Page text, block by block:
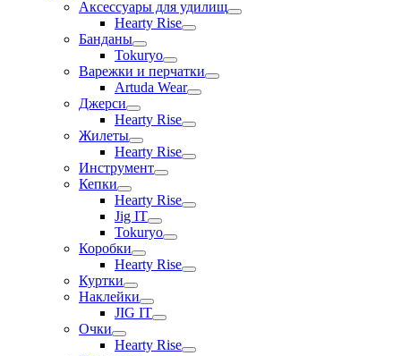
Аксессуары для удилищ
Hearty Rise
Банданы
Tokuryo
Варежки и перчатки
Artuda Wear
Джерси
Hearty Rise
Жилеты
Hearty Rise
Инструмент
Кепки
Hearty Rise
Jig IT
Tokuryo
Коробки
Hearty Rise
Куртки
Наклейки
JIG IT
Очки
Hearty Rise